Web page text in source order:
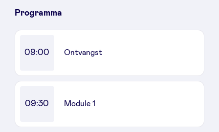
BeAngels Luxemburg
NXT Brussels - Investeerders groep
Programma
09:00 Ontvangst
09:30 Module 1